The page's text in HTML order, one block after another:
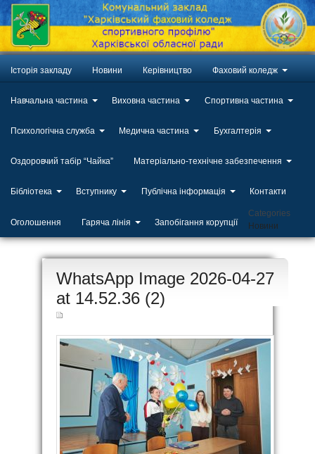
Історія закладу Новини Керівництво Фаховий коледж
Навчальна частина Виховна частина Спортивна частина
Психологічна служба Медична частина Бухгалтерія
Оздоровчий табір “Чайка” Матеріально-технічне забезпечення
Бібліотека Вступнику Публічна інформація Контакти
Оголошення Гаряча лінія Запобігання корупції
Categories
Новини
20
WhatsApp Image 2026-04-27
at 14.52.36 (2)